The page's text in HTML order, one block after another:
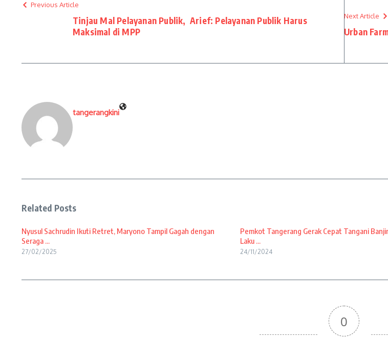
Previous Article
Tinjau Mal Pelayanan Publik, Arief: Pelayanan Publik Harus
Maksimal di MPP
Next Article
Urban
tangerangkini
Related Posts
Nyusul Sachrudin Ikuti Retret, Maryono Tampil Gagah dengan
Seraga ...
27/02/2025
Pemkot Tangerang Gerak Cepat Tangani
Laku ...
24/11/2024
0